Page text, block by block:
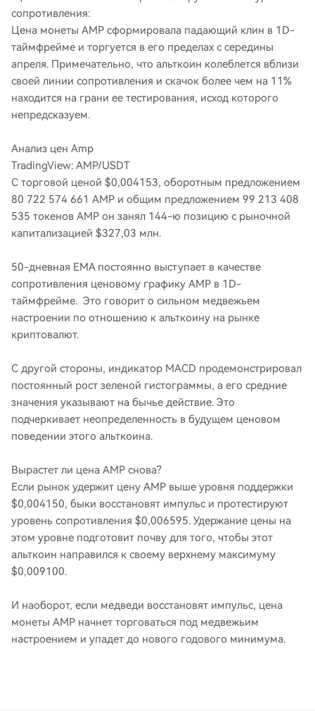
сопротивления:
Цена монеты AMP сформировала падающий клин в 1D-
таймфрейме и торгуется в его пределах с середины
апреля. Примечательно, что альткоин колеблется вблизи
своей линии сопротивления и скачок более чем на 11%
находится на грани ее тестирования, исход которого
непредсказуем.
Анализ цен Amp
TradingView: AMP/USDT
С торговой ценой $0,004153, оборотным предложением
80 722 574 661 AMP и общим предложением 99 213 408
535 токенов AMP он занял 144-ю позицию с рыночной
капитализацией $327,03 млн.
50-дневная EMA постоянно выступает в качестве
сопротивления ценовому графику AMP в 1D-
таймфрейме. Это говорит о сильном медвежьем
настроении по отношению к альткоину на рынке
криптовалют.
С другой стороны, индикатор MACD продемонстрировал
постоянный рост зеленой гистограммы, а его средние
значения указывают на бычье действие. Это
подчеркивает неопределенность в будущем ценовом
поведении этого альткоина.
Вырастет ли цена AMP снова?
Если рынок удержит цену AMP выше уровня поддержки
$0,004150, быки восстановят импульс и протестируют
уровень сопротивления $0,006595. Удержание цены на
этом уровне подготовит почву для того, чтобы этот
альткоин направился к своему верхнему максимуму
$0,009100.
И наоборот, если медведи восстановят импульс, цена
монеты AMP начнет торговаться под медвежьим
настроением и упадет до нового годового минимума.